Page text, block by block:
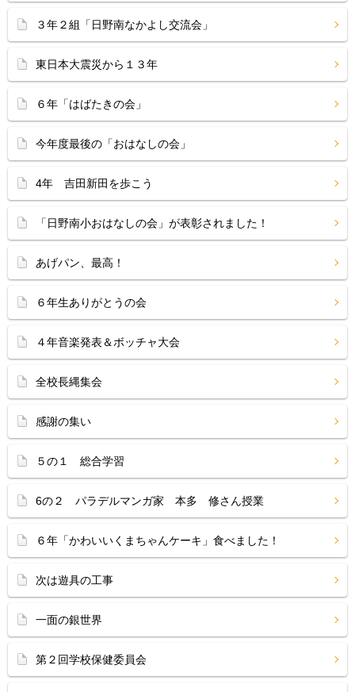
３年２組「日野南なかよし交流会」
東日本大震災から１３年
６年「はばたきの会」
今年度最後の「おはなしの会」
4年 吉田新田を歩こう
「日野南小おはなしの会」が表彰されました！
あげパン、最高！
６年生ありがとうの会
４年音楽発表＆ボッチャ大会
全校長縄集会
感謝の集い
５の１ 総合学習
6の２ パラデルマンガ家 本多 修さん授業
６年「かわいいくまちゃんケーキ」食べました！
次は遊具の工事
一面の銀世界
第２回学校保健委員会